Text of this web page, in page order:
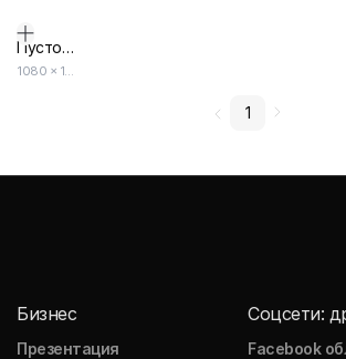
Пустой дизайн-макет
1080 × 1920
1
Бизнес
Презентация
Соцсети:
Facebook